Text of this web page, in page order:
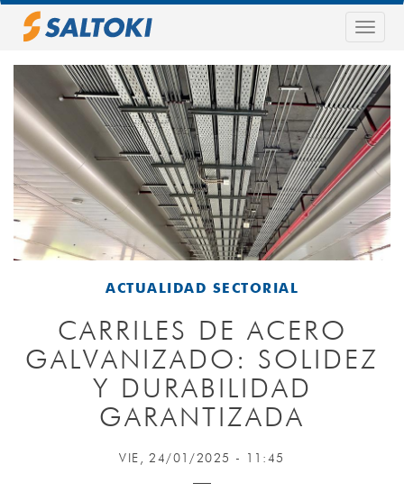
Pasar
principal
ACTUALIDAD SECTORIAL
CARRILES DE ACERO
GALVANIZADO: SOLIDEZ
Y DURABILIDAD
GARANTIZADA
VIE, 24/01/2025 - 11:45